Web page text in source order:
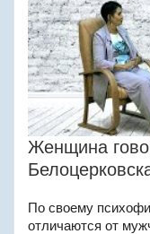
Женщина
По своему
отличаются от